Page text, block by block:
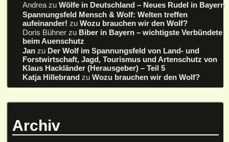
Andrea zuWölfe in Deutschland – Neues Rudel in Bayern
Spannungsfeld Mensch & Wolf: Welten treffen
aufeinander! zuWozu brauchen wir den Wolf?
Doris Bühner zu Biber in Bayern – wichtigste Verbündete
beim Auenschutz
Jan zu Der Wolf im Spannungsfeld von Land- und
Forstwirtschaft, Jagd, Tourismus und Artenschutz von
Klaus Hackländer (Herausgeber) – Teil 5
Katja Hillebrand zuWozu brauchen wir den Wolf?
Archiv